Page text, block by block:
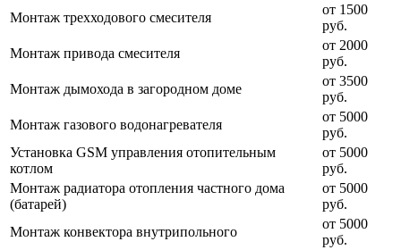
Монтаж трехходового смесителя
от 1500
руб.
Монтаж привода смесителя
от 2000
руб.
Монтаж дымохода в загородном доме
от 3500
руб.
Монтаж газового водонагревателя
от 5000
руб.
Установка GSM управления отопительным
котлом
от 5000
руб.
Монтаж радиатора отопления частного дома
(батарей)
от 5000
руб.
Монтаж конвектора внутрипольного
от 5000
руб.